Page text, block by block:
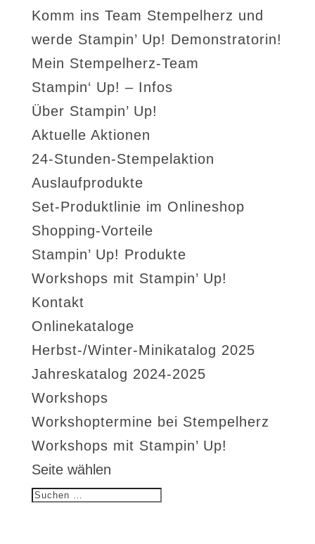
Komm ins Team Stempelherz und
werde Stampin’ Up! Demonstratorin!
Mein Stempelherz-Team
Stampin‘ Up! – Infos
Über Stampin’ Up!
Aktuelle Aktionen
24-Stunden-Stempelaktion
Auslaufprodukte
Set-Produktlinie im Onlineshop
Shopping-Vorteile
Stampin’ Up! Produkte
Workshops mit Stampin’ Up!
Kontakt
Onlinekataloge
Herbst-/Winter-Minikatalog 2025
Jahreskatalog 2024-2025
Workshops
Workshoptermine bei Stempelherz
Workshops mit Stampin’ Up!
Seite wählen